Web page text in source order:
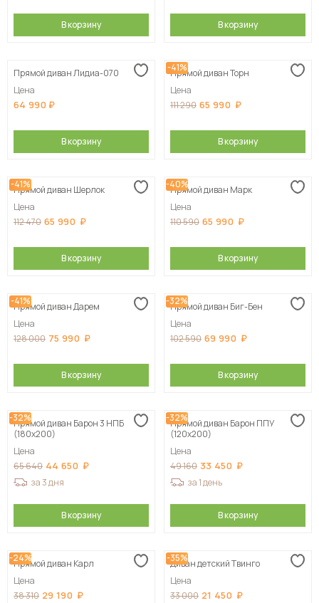
В корзину В корзину
Прямой диван Лидиа-070
Цена
64 990
В корзину
-41%
Прямой диван Торн
Цена
111 290 65 990
В корзину
-41%
Прямой диван Шерлок
Цена
112 470 65 990
В корзину
-40%
Прямой диван Марк
Цена
110 590 65 990
В корзину
-41%
Прямой диван Дарем
Цена
128 000 75 990
В корзину
-32%
Прямой диван Биг-Бен
Цена
102 590 69 990
В корзину
-32%
Прямой диван Барон 3 НПБ
(180х200)
Цена
65 640 44 650
за 3 дня
В корзину
-32%
Прямой диван Барон ППУ
(120х200)
Цена
49 160 33 450
за 1 день
В корзину
-24%
Прямой диван Карл
Цена
38 310 29 190
-35%
Диван детский Твинго
Цена
33 000 21 450